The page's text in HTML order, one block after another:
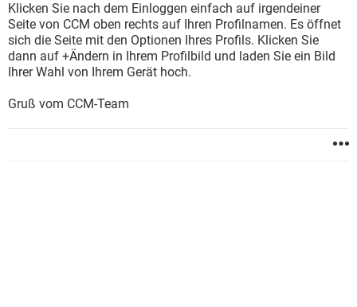
Klicken Sie nach dem Einloggen einfach auf irgendeiner
Seite von CCM oben rechts auf Ihren Profilnamen. Es öffnet
sich die Seite mit den Optionen Ihres Profils. Klicken Sie
dann auf +Ändern in Ihrem Profilbild und laden Sie ein Bild
Ihrer Wahl von Ihrem Gerät hoch.
Gruß vom CCM-Team